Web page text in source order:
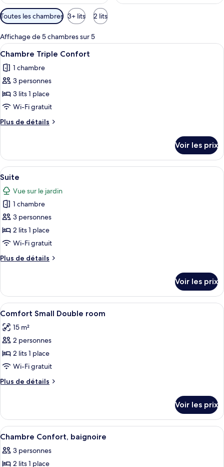
Filtres
disponibles
pour
les
chambres
Toutes les chambres 3+ lits 2 lits
Affichage de 5 chambres sur 5
Afficher
toutes
les
photos
pour
ce
type
de
Chambre
Triple
Confort
Literie hypoallergénique, minibar,
5
Chambre Triple Confort
1 chambre
3 personnes
3 lits 1 place
Wi-Fi gratuit
Plus de détails
Plus
le
type
de
Chambre
Triple
Voir les prix
Afficher
toutes
les
photos
pour
ce
type
chambre :
Une chambre à coucher avec un
4
Suite
Vue sur le jardin
1 chambre
3 personnes
2 lits 1 place
Wi-Fi gratuit
Plus de détails
Plus
le
type
de
Suite
Voir les prix
Afficher
toutes
les
photos
pour
ce
type
de
Comfort
Small
Double
room
Literie hypoallergénique, minibar,
4
Comfort Small Double room
15 m²
2 personnes
2 lits 1 place
Wi-Fi gratuit
Plus de détails
Plus
le
type
de
Comfort
Small
Voir les prix
Afficher
toutes
les
Une chambre à coucher avec une
4
Chambre Confort, baignoire
3 personnes
2 lits 1 place